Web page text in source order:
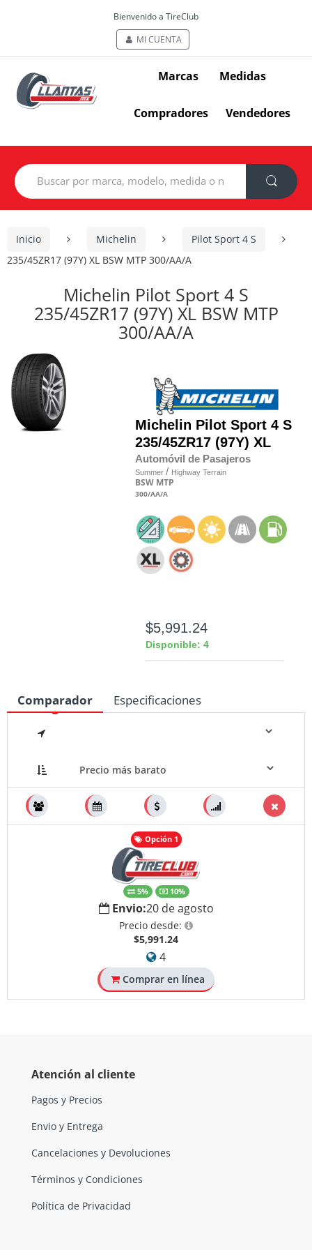
Bienvenido a TireClub
MI CUENTA
Marcas Medidas
Compradores Vendedores
Search
for:
Inicio Michelin
Pilot Sport 4 S
235/45ZR17 (97Y) XL BSW MTP 300/AA/A
Michelin Pilot Sport 4 S
235/45ZR17 (97Y) XL BSW MTP
300/AA/A
Michelin Pilot Sport 4 S
235/45ZR17 (97Y) XL
Automóvil de Pasajeros
Summer / Highway Terrain
BSW MTP
300/AA/A
$5,991.24
Disponible: 4
Medidas
Comparador Especificaciones
Opción 1
5% 10%
Envio:20 de agosto
Precio desde:
$5,991.24
4
Comprar en línea
Atención al cliente
Pagos y Precios
Envio y Entrega
Cancelaciones y Devoluciones
Términos y Condiciones
Política de Privacidad